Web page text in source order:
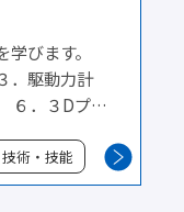
びます。
駆動力計
．３Dプリ
技術・技能